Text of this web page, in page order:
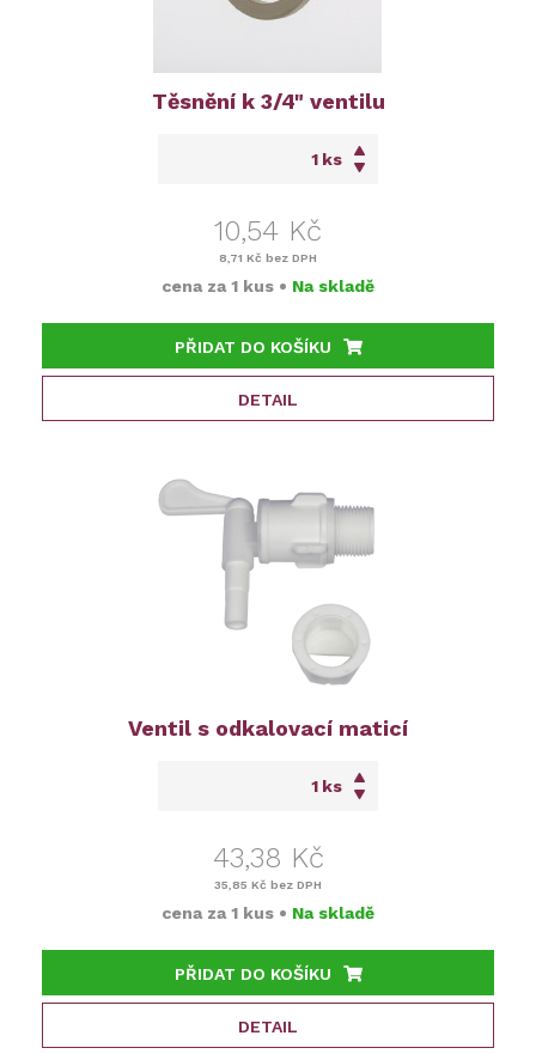
Těsnění k 3/4" ventilu
ks
10,54 Kč
8,71 Kč bez DPH
cena za 1 kus • Na skladě
PŘIDAT DO KOŠÍKU
DETAIL
Ventil s odkalovací maticí
ks
43,38 Kč
35,85 Kč bez DPH
cena za 1 kus • Na skladě
PŘIDAT DO KOŠÍKU
DETAIL